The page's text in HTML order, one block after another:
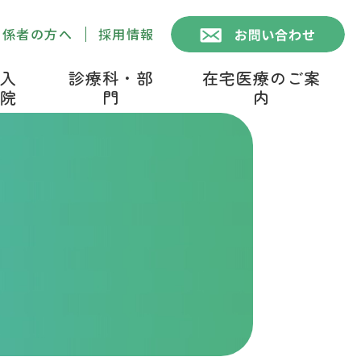
者の方へ 採用情報
入
院
診療科・部
門
在宅医療のご案
内